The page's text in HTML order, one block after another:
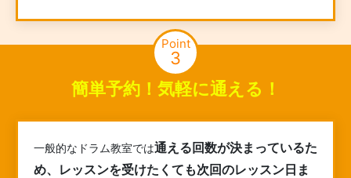
Point
3
簡単予約！気軽に通える！
一般的なドラム教室では通える回数が決まっているた
め、レッスンを受けたくても次回のレッスン日ま